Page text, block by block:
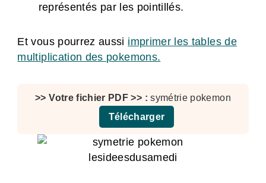
représentés par les pointillés.
Et vous pourrez aussi imprimer les tables de
multiplication des pokemons.
symétrie pokemon
Télécharger